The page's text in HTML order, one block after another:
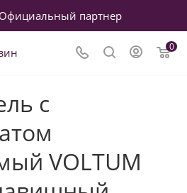
Официальный партнер
0
с
VOLTUM